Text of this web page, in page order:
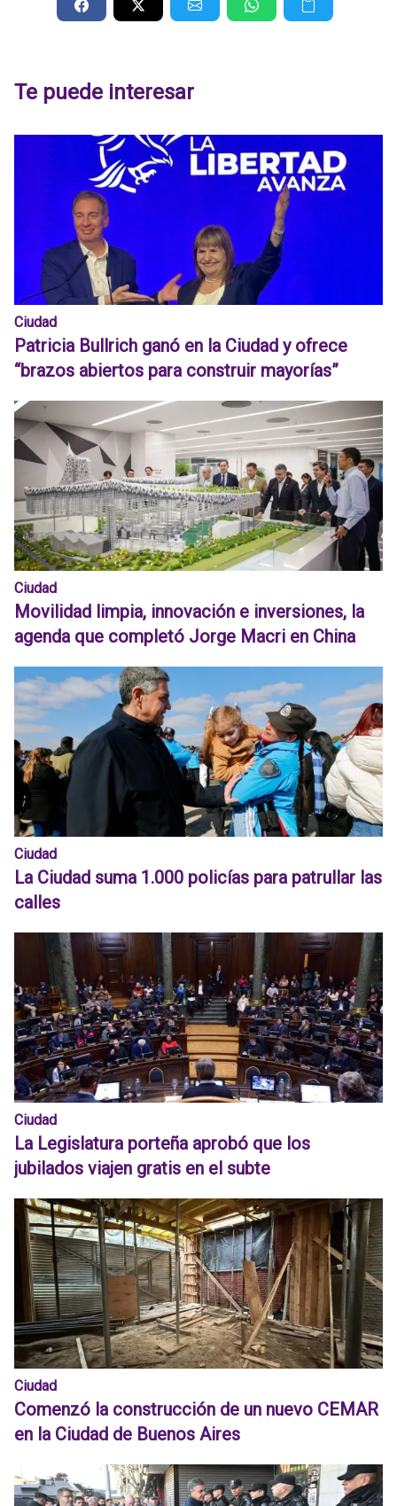
Te puede interesar
Ciudad
Patricia Bullrich ganó en la Ciudad y ofrece
“brazos abiertos para construir mayorías”
Ciudad
Movilidad limpia, innovación e inversiones, la
agenda que completó Jorge Macri en China
Ciudad
La Ciudad suma 1.000 policías para patrullar las
calles
Ciudad
La Legislatura porteña aprobó que los
jubilados viajen gratis en el subte
Ciudad
Comenzó la construcción de un nuevo CEMAR
en la Ciudad de Buenos Aires